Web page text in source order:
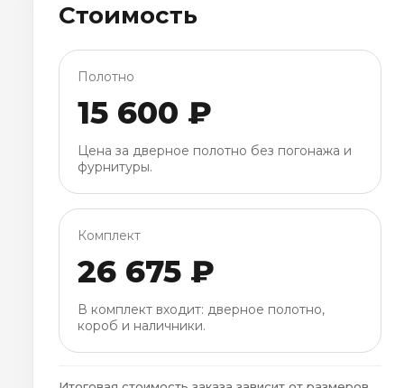
Стоимость
Полотно
15 600 ₽
Цена за дверное полотно без погонажа и
фурнитуры.
Комплект
26 675 ₽
В комплект входит: дверное полотно,
короб и наличники.